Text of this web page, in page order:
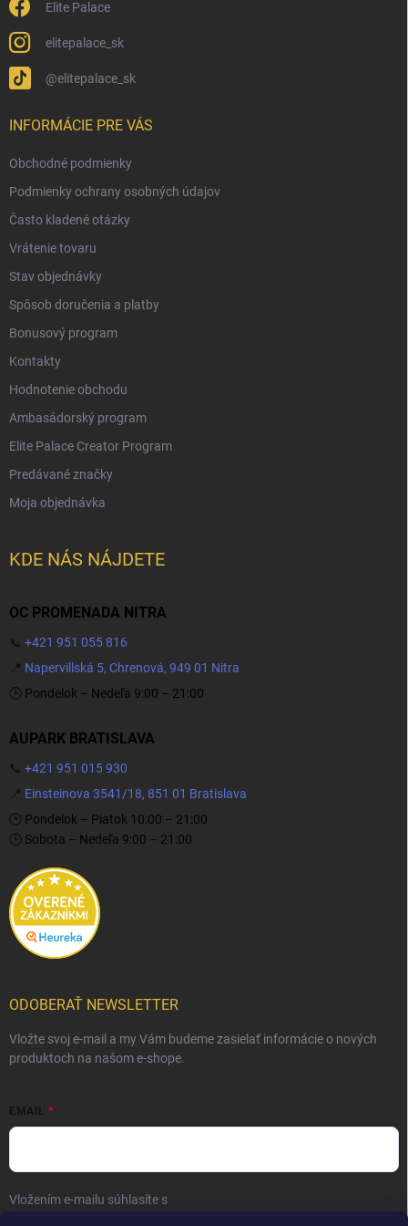
Elite Palace
elitepalace_sk
@elitepalace_sk
INFORMÁCIE PRE VÁS
Obchodné podmienky
Podmienky ochrany osobných údajov
Často kladené otázky
Vrátenie tovaru
Stav objednávky
Spôsob doručenia a platby
Bonusový program
Kontakty
Hodnotenie obchodu
Ambasádorský program
Elite Palace Creator Program
Predávané značky
Moja objednávka
KDE NÁS NÁJDETE
OC PROMENADA NITRA
📞 +421 951 055 816
📍 Napervillská 5, Chrenová, 949 01 Nitra
🕒 Pondelok – Nedeľa 9:00 – 21:00
AUPARK BRATISLAVA
📞 +421 951 015 930
📍 Einsteinova 3541/18, 851 01 Bratislava
🕒 Pondelok – Piatok 10:00 – 21:00
🕒 Sobota – Nedeľa 9:00 – 21:00
ODOBERAŤ NEWSLETTER
Vložte svoj e-mail a my Vám budeme zasielať informácie o nových
produktoch na našom e-shope.
EMAIL
Vložením e-mailu súhlasíte s